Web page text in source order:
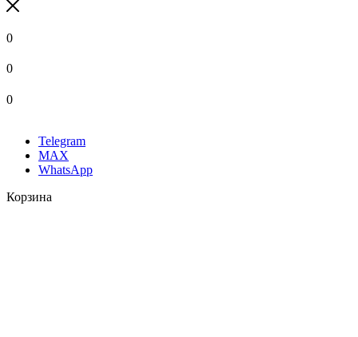
0
0
0
Telegram
MAX
WhatsApp
Корзина